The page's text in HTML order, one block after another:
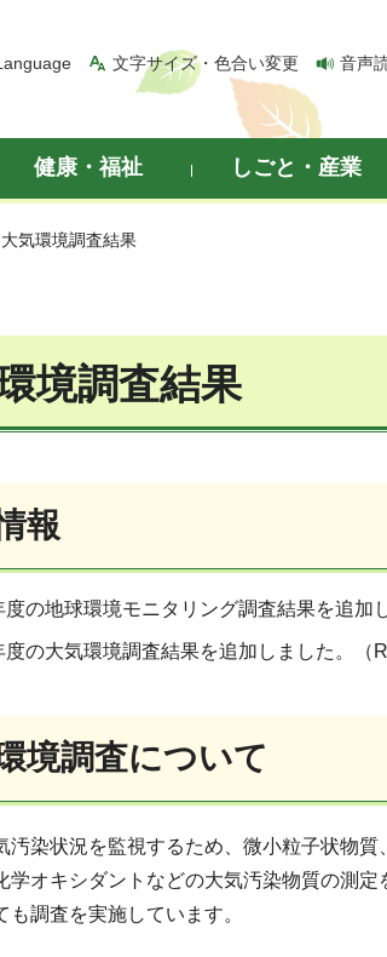
文字サイズ・色合い変更 音声
健康・福祉 しごと・産業
気環境調査結果
境調査結果
報
度の地球環境モニタリング調査結果を追加
度の大気環境調査結果を追加しました。（
境調査について
汚染状況を監視するため、微小粒子状物
学オキシダントなどの大気汚染物質の測
も調査を実施しています。